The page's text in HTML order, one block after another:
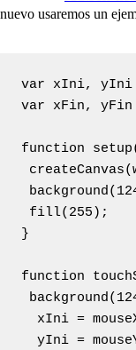
nuevo usaremos un
var xIni, yIni
var xFin, yFin
function
fill(255);
}
function
xIni =
yIni =